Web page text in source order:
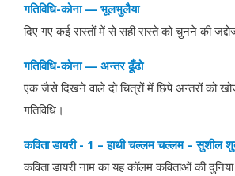
गतिविधि-कोना — भूलभुलैया
दिए गए कई रास्तों में से सही रास्ते को चुनने की
गतिविधि-कोना — अन्तर ढूँढो
एक जैसे दिखने वाले दो चित्रों में छिपे अन्तरों को
गतिविधि।
कविता डायरी - 1 – हाथी चल्लम चल्लम – सुशील
कविता डायरी नाम का यह कॉलम कविताओं की